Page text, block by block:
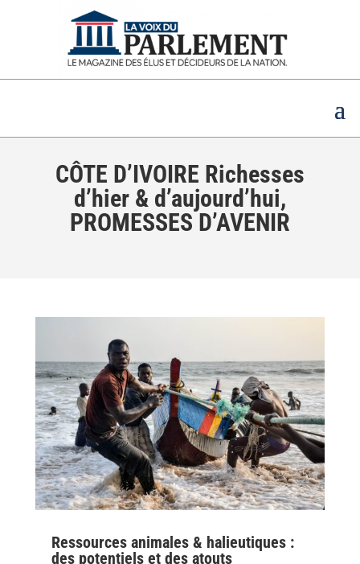
CÔTE D’IVOIRE Richesses
d’hier & d’aujourd’hui,
PROMESSES D’AVENIR
Ressources animales & halieutiques :
des potentiels et des atouts